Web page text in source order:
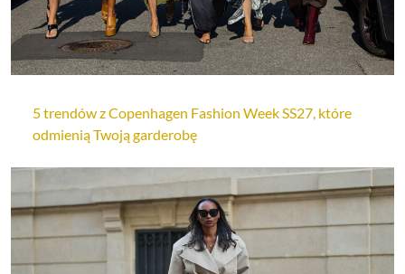
5 trendów z Copenhagen Fashion Week SS27, które
odmienią Twoją garderobę